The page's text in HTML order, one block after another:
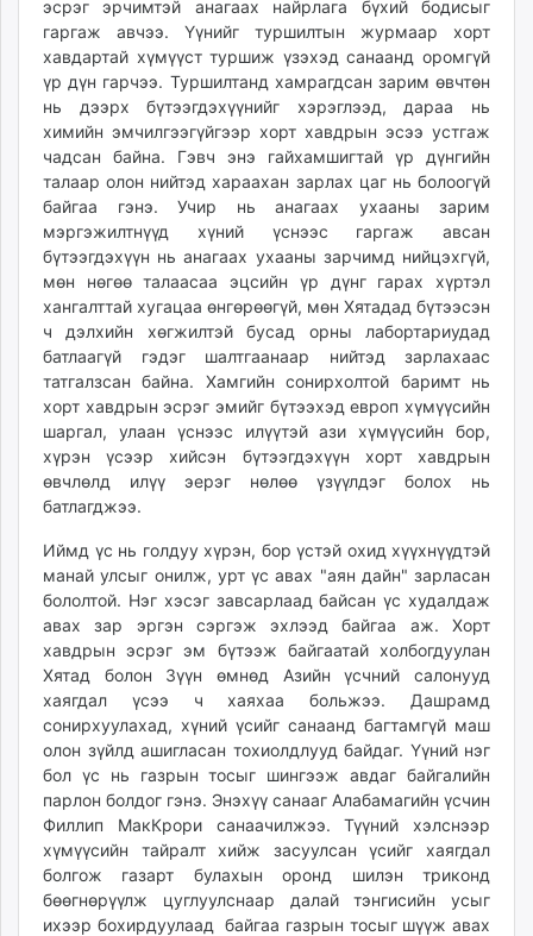
эсрэг эрчимтэй анагаах найрлага бүхий бодисыг
гаргаж авчээ. Үүнийг туршилтын журмаар хорт
хавдартай хүмүүст туршиж үзэхэд санаанд оромгүй
үр дүн гарчээ. Туршилтанд хамрагдсан зарим өвчтөн
нь дээрх бүтээгдэхүүнийг хэрэглээд, дараа нь
химийн эмчилгээгүйгээр хорт хавдрын эсээ устгаж
чадсан байна. Гэвч энэ гайхамшигтай үр дүнгийн
талаар олон нийтэд хараахан зарлах цаг нь болоогүй
байгаа гэнэ. Учир нь анагаах ухааны зарим
мэргэжилтнүүд хүний үснээс гаргаж авсан
бүтээгдэхүүн нь анагаах ухааны зарчимд нийцэхгүй,
мөн нөгөө талаасаа эцсийн үр дүнг гарах хүртэл
хангалттай хугацаа өнгөрөөгүй, мөн Хятадад бүтээсэн
ч дэлхийн хөгжилтэй бусад орны лабортариудад
батлаагүй гэдэг шалтгаанаар нийтэд зарлахаас
татгалзсан байна. Хамгийн сонирхолтой баримт нь
хорт хавдрын эсрэг эмийг бүтээхэд европ хүмүүсийн
шаргал, улаан үснээс илүүтэй ази хүмүүсийн бор,
хүрэн үсээр хийсэн бүтээгдэхүүн хорт хавдрын
өвчлөлд илүү эерэг нөлөө үзүүлдэг болох нь
батлагджээ.
Иймд үс нь голдуу хүрэн, бор үстэй охид хүүхнүүдтэй
манай улсыг онилж, урт үс авах "аян дайн" зарласан
бололтой. Нэг хэсэг завсарлаад байсан үс худалдаж
авах зар эргэн сэргэж эхлээд байгаа аж. Хорт
хавдрын эсрэг эм бүтээж байгаатай холбогдуулан
Хятад болон Зүүн өмнөд Азийн үсчний салонууд
хаягдал үсээ ч хаяхаа больжээ. Дашрамд
сонирхуулахад, хүний үсийг санаанд багтамгүй маш
олон зүйлд ашигласан тохиолдлууд байдаг. Үүний нэг
бол үс нь газрын тосыг шингээж авдаг байгалийн
парлон болдог гэнэ. Энэхүү санааг Алабамагийн үсчин
Филлип МакКрори санаачилжээ. Түүний хэлснээр
хүмүүсийн тайралт хийж засуулсан үсийг хаягдал
болгож газарт булахын оронд шилэн триконд
бөөгнөрүүлж цуглуулснаар далай тэнгисийн усыг
ихээр бохирдуулаад байгаа газрын тосыг шүүж авах